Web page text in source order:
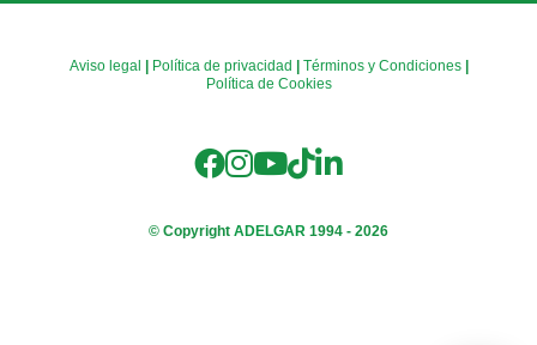
Aviso legal Política de privacidad Términos y Condiciones|
Política de Cookies
© Copyright ADELGAR 1994 - 2026